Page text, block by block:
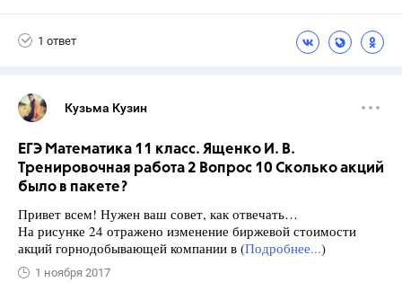
1 ответ
Кузьма Кузин
ЕГЭ Математика 11 класс. Ященко И. В.
Тренировочная работа 2 Вопрос 10 Сколько акций
было в пакете?
Привет всем! Нужен ваш совет, как отвечать…
На рисунке 24 отражено изменение биржевой стоимости
акций горнодобывающей компании в (Подробнее...)
1 ноября 2017